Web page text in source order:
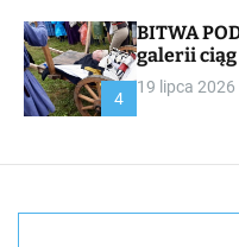
4
BITWA
galerii
19 lipca 2026